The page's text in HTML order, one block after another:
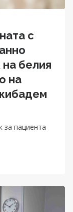
с
белия
на
за пациента